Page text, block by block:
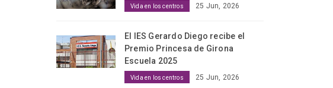
Vida en los centros 25 Jun, 2026
El IES Gerardo Diego recibe el
Premio Princesa de Girona
Escuela 2025
Vida en los centros 25 Jun, 2026